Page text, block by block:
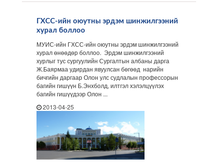
ГХСС-ийн оюутны эрдэм шинжилгээний
хурал боллоо
МУИС-ийн ГХСС-ийн оюутны эрдэм шинжилгээний
хурал өнөөдөр боллоо. Эрдэм шинжилгээний
хурлыг тус сургуулийн Сургалтын албаны дарга
Ж.Баярмаа удирдан явуулсан бөгөөд нарийн
бичгийн даргаар Олон улс судлалын профессорын
багийн гишүүн Б.Энхболд, илтгэл хэлэлцүүлэх
багийн гишүүдээр Олон ...
2013-04-25